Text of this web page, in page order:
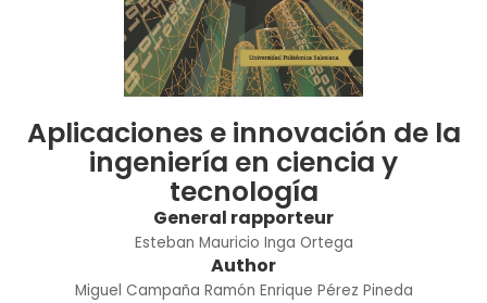
Aplicaciones e innovación de la
ingeniería en ciencia y
tecnología
General rapporteur
Esteban Mauricio Inga Ortega
Author
Miguel Campaña Ramón Enrique Pérez Pineda